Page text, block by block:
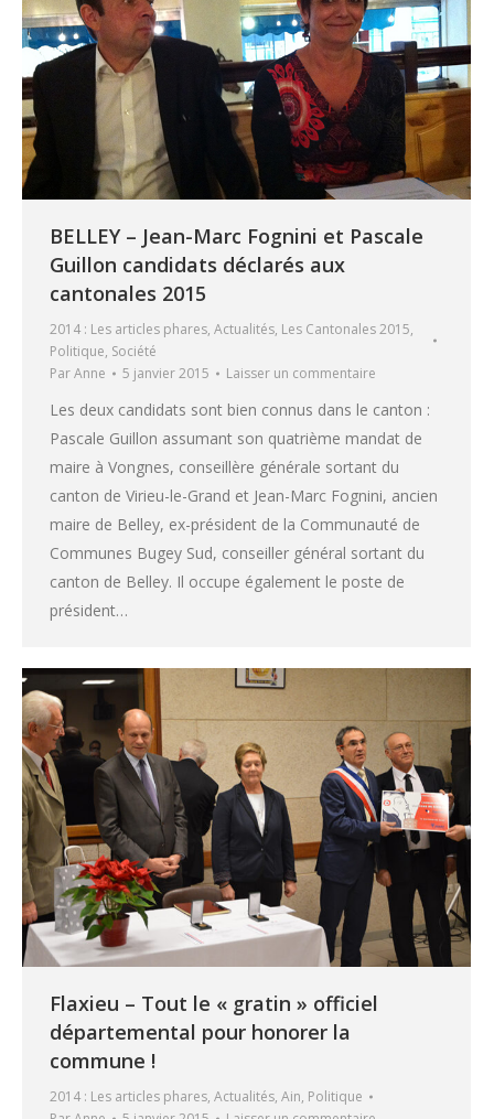
BELLEY – Jean-Marc Fognini et Pascale
Guillon candidats déclarés aux
cantonales 2015
2014 : Les articles phares, Actualités, Les Cantonales 2015,
Politique, Société
ParAnne 5 janvier 2015 Laisser un commentaire
Les deux candidats sont bien connus dans le canton :
Pascale Guillon assumant son quatrième mandat de
maire à Vongnes, conseillère générale sortant du
canton de Virieu-le-Grand et Jean-Marc Fognini, ancien
maire de Belley, ex-président de la Communauté de
Communes Bugey Sud, conseiller général sortant du
canton de Belley. Il occupe également le poste de
président…
Flaxieu – Tout le « gratin » officiel
départemental pour honorer la
commune !
2014 : Les articles phares, Actualités, Ain, Politique